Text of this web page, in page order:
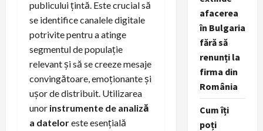
publicului țintă. Este crucial să
se identifice canalele digitale
potrivite pentru a atinge
segmentul de populație
relevant și să se creeze mesaje
convingătoare, emoționante și
ușor de distribuit. Utilizarea
unor instrumente de analiză
a dateloreste esențială
afacerea
în Bulgaria
fără să
renunți la
firma din
România
Cum îți
poți